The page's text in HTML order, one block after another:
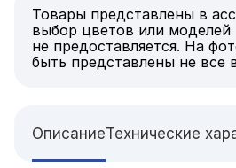
Товары представлены в
выбор цветов или моделей
не предоставляется. На
быть представлены не все
ОписаниеТехнические